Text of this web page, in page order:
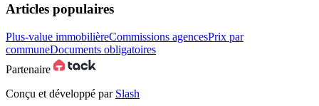
Articles populaires
Plus-value immobilièreCommissions agencesPrix par
communeDocuments obligatoires
Partenaire
Conçu et développé par Slash